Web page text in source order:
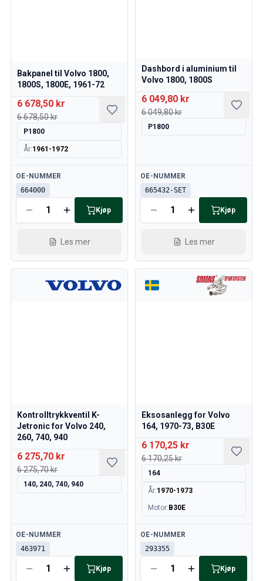
Bakpanel til Volvo 1800,
1800S, 1800E, 1961-72
6 678,50 kr
6 678,50 kr
P1800
År:1961-1972
Tilgjengelig
OE-NUMMER
664000
Kjøp
Les mer
Dashbord i aluminium til
Volvo 1800, 1800S
6 049,80 kr
6 049,80 kr
P1800
Tilgjengelig
OE-NUMMER
665432-SET
Kjøp
Les mer
Kontrolltrykkventil K-
Jetronic for Volvo 240,
260, 740, 940
6 275,70 kr
6 275,70 kr
140, 240, 740, 940
Tilgjengelig
OE-NUMMER
463971
Kjøp
Eksosanlegg for Volvo
164, 1970-73, B30E
6 170,25 kr
6 170,25 kr
164
År:1970-1973
Motor: B30E
Tilgjengelig
OE-NUMMER
293355
Kjøp